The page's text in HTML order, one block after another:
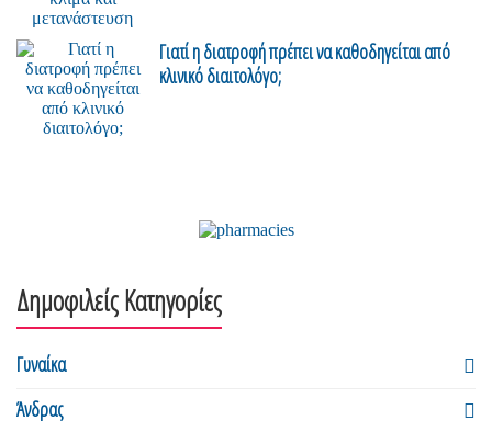
Γιατί η διατροφή πρέπει να καθοδηγείται από
κλινικό διαιτολόγο;
Δημοφιλείς Κατηγορίες
Γυναίκα
Άνδρας